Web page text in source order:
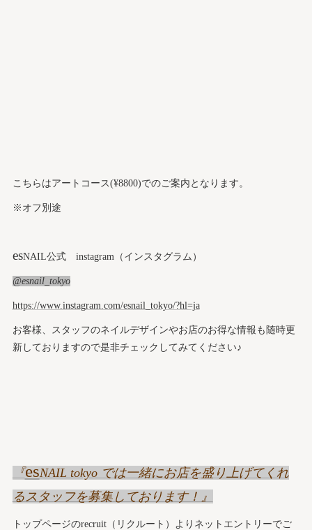
こちらはアートコース(¥8800)でのご案内となります。
※オフ別途
esNAIL公式 instagram（インスタグラム）
@esnail_tokyo
https://www.instagram.com/esnail_tokyo/?hl=ja
お客様、スタッフのネイルデザインやお店のお得な情報も随時更
新しておりますので是非チェックしてみてください♪
『esNAIL tokyo では一緒にお店を盛り上げてくれ
るスタッフを募集しております！』
トップページのrecruit（リクルート）よりネットエントリーでご